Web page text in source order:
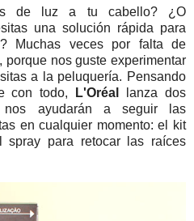
de luz a tu cabello? ¿O
una solución rápida para
Muchas veces por falta de
nos guste experimentar
a la peluquería. Pensando
con todo,
L'Oréal
lanza dos
nos ayudarán a seguir las
en cualquier momento: el kit
spray para retocar las raíces